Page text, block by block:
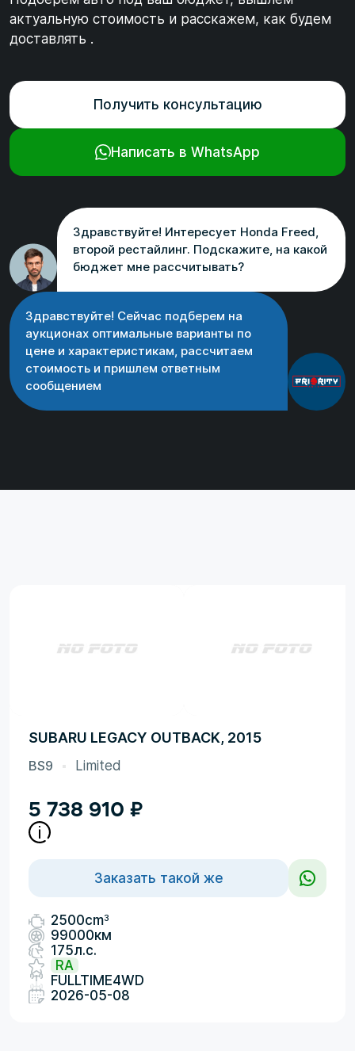
актуальную стоимость и расскажем, как будем
доставлять .
Получить консультацию
Написать в WhatsApp
Здравствуйте! Интересует Honda Freed,
второй рестайлинг. Подскажите, на какой
бюджет мне рассчитывать?
Здравствуйте! Сейчас подберем на
аукционах оптимальные варианты по
цене и характеристикам, рассчитаем
стоимость и пришлем ответным
сообщением
SUBARU LEGACY OUTBACK, 2015
BS9 Limited
5 738 910 ₽
Заказать такой же
2500cm3
99000км
175л.с.
RA
FULLTIME4WD
2026-05-08